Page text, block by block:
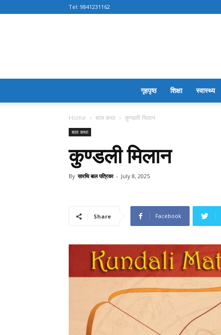
Tel: 9841231162
गृहपृष्ठ शिक्षा स्वास्थ्य
Home बाल कथा कुण्डली मिलान
बाल कथा
कुण्डली मिलान
By सारथि बाल पत्रिका - July 8, 2025
Share Facebook